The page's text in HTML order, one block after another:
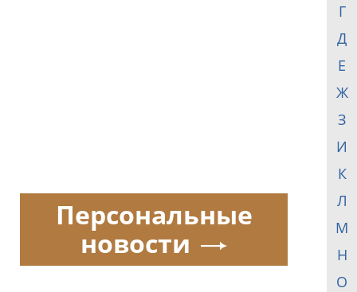
Г
Д
Е
Ж
З
И
К
Л
М
Н
О
Персональные
новости